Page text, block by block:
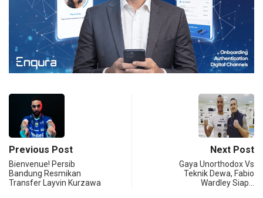
Previous Post
Bienvenue! Persib
Bandung Resmikan
Transfer Layvin Kurzawa
Next Post
Gaya Unorthodox Vs
Teknik Dewa, Fabio
Wardley Siap…